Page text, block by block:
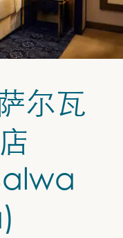
Salwa Doha)
尔瓦